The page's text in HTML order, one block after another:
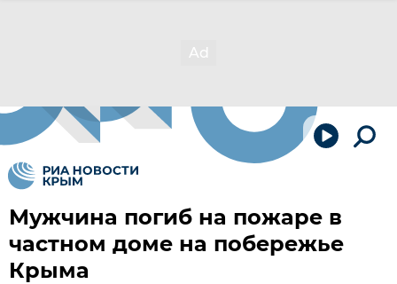
Мужчина погиб на пожаре в
частном доме на побережье
Крыма